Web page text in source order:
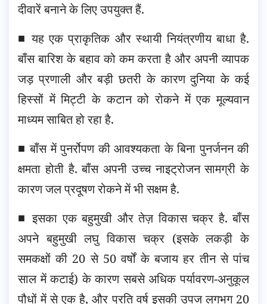
दीवारें बनाने के लिए उपयुक्त हैं.
■ यह एक प्राकृतिक और स्थायी नियंत्रणीय बाधा है.
बाँस बारिश के बहाव को कम करता है और अपनी व्यापक
जड़ प्रणाली और बड़ी छतरी के कारण दुनिया के कई
हिस्सों में मिट्टी के कटान को रोकने में एक मूल्यवान
माध्यम साबित हो रहा है.
■ बाँस में पुनर्रोपण की आवश्यकता के बिना पुनर्जनन की
क्षमता होती है. बाँस अपनी उच्च नाइट्रोजन सामग्री के
कारण जल प्रदूषण रोकने में भी सक्षम है.
■ इसका एक बहुमुखी और तेज़ विकास चक्र है. बाँस
अपने बहुमुखी लघु विकास चक्र (इसके लकड़ी के
समकक्षों की 20 से 50 वर्षों के बजाय हर तीन से पांच
साल में कटाई) के कारण सबसे अधिक पर्यावरण-अनुकूल
पौधों में से एक है, और प्रति वर्ष इसकी उपज लगभग 20